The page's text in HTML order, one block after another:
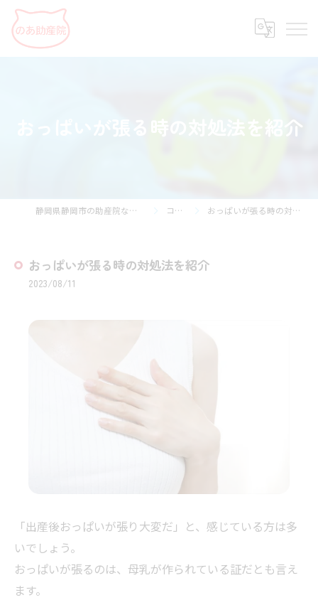
おっぱいが張る時の対処法を紹介
静岡県静岡市の助産院ならのあ助産院 コラム おっぱいが張る時の対処法を紹介
おっぱいが張る時の対処法を紹介
2023/08/11
「出産後おっぱいが張り大変だ」と、感じている方は多
いでしょう。
おっぱいが張るのは、母乳が作られている証だとも言え
ます。